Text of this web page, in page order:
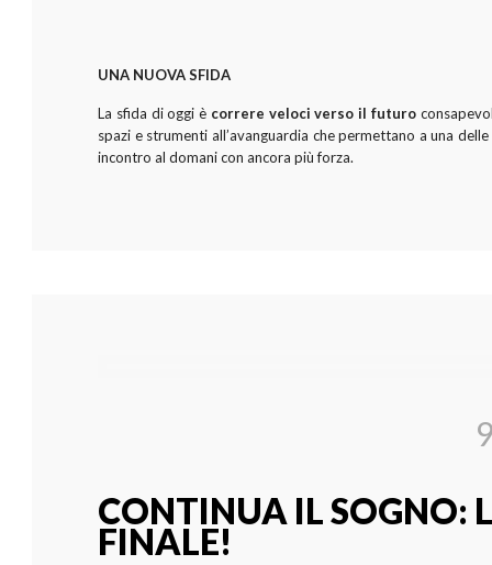
UNA NUOVA SFIDA
La sfida di oggi è correre veloci verso il futuro
spazi e strumenti all’avanguardia che permettano a una
incontro al domani con ancora più forza.
CONTINUA IL SOGNO:
FINALE!